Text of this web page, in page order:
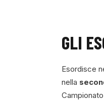
GLI
Esordisce
nella